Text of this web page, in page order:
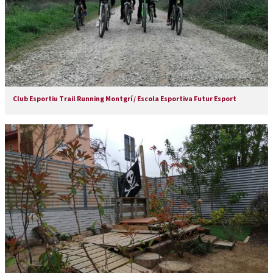
Club Esportiu Trail Running Montgrí / Escola Esportiva Futur Esport